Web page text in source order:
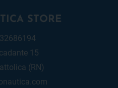
STORE
15
(RN)